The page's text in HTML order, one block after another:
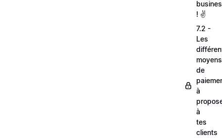
! ✌️
7.2 -
Les
moyens
de
à
à
tes
clients